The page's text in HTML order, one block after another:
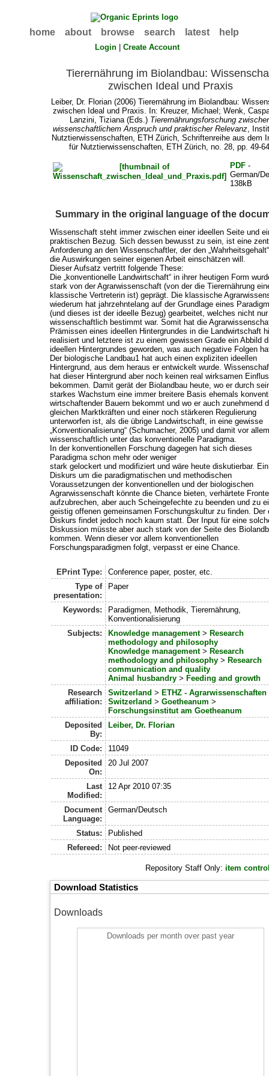
home about browse search latest help
Login |Create Account
Tierernährung im Biolandbau:
zwischen Ideal und Praxis
Leiber, Dr. Florian (2006) Tierernährung im Biolandbau:
zwischen Ideal und Praxis. In: Kreuzer, Michael ;Wenk,
Lanzini, Tiziana(Eds.) Tierernährungsforschung
wissenschaftlichem Anspruch und praktischer Relevanz,
Nutztierwissenschaften, ETH Zürich, Schriftenreihe aus dem
für Nutztierwissenschaften, ETH Zürich, no. 28, pp. 49-
PDF -
German/
138kB
Summary in the original language of the
Wissenschaft steht immer zwischen einer ideellen Seite und
praktischen Bezug. Sich dessen bewusst zu sein, ist eine
Anforderung an den Wissenschaftler, der den
die Auswirkungen seiner eigenen Arbeit einschätzen will.
Dieser Aufsatz vertritt folgende These:
Die „konventionelle Landwirtschaft“ in ihrer heutigen Form
stark von der Agrarwissenschaft (von der die Tierernährung
klassische Vertreterin ist) geprägt. Die klassische
wiederum hat jahrzehntelang auf der Grundlage eines
(und dieses ist der ideelle Bezug) gearbeitet, welches nicht nur
wissenschaftlich bestimmt war. Somit hat die
Prämissen eines ideellen Hintergrundes in die Landwirtschaft
realisiert und letztere ist zu einem gewissen Grade ein Abbild
ideellen Hintergrundes geworden, was auch negative Folgen
Der biologische Landbau1 hat auch einen expliziten ideellen
Hintergrund, aus dem heraus er entwickelt wurde.
hat dieser Hintergrund aber noch keinen real wirksamen
bekommen. Damit gerät der Biolandbau heute, wo er durch
starkes Wachstum eine immer breitere Basis ehemals
wirtschaftender Bauern bekommt und wo er auch zunehmend
gleichen Marktkräften und einer noch stärkeren Regulierung
unterworfen ist, als die übrige Landwirtschaft, in eine gewisse
„Konventionalisierung“ (Schumacher, 2005) und damit vor
wissenschaftlich unter das konventionelle Paradigma.
In der konventionellen Forschung dagegen hat sich dieses
Paradigma schon mehr oder weniger
stark gelockert und modifiziert und wäre heute diskutierbar. Ein
Diskurs um die paradigmatischen und methodischen
Voraussetzungen der konventionellen und der biologischen
Agrarwissenschaft könnte die Chance bieten, verhärtete
aufzubrechen, aber auch Scheingefechte zu beenden und zu
geistig offenen gemeinsamen Forschungskultur zu finden. Der
Diskurs findet jedoch noch kaum statt. Der Input für eine
Diskussion müsste aber auch stark von der Seite des
kommen. Wenn dieser vor allem konventionellen
Forschungsparadigmen folgt, verpasst er eine Chance.
EPrint Type:
Conference paper, poster, etc.
Type of
presentation:
Paper
Keywords:
Paradigmen, Methodik, Tierernährung,
Konventionalisierung
Subjects:
Knowledge management> Research
methodology and philosophy
Knowledge management> Research
methodology and philosophy> Research
communication and quality
Animal husbandry> Feeding and growth
Research
affiliation:
Switzerland > ETHZ - Agrarwissenschaften
Switzerland > Goetheanum >
Forschungsinstitut am Goetheanum
Deposited
By:
Leiber, Dr. Florian
ID Code:
11049
Deposited
On:
20 Jul 2007
Last
Modified:
12 Apr 2010 07:35
Document
Language:
German/Deutsch
Status:
Published
Refereed:
Not peer-reviewed
Repository Staff Only:item
Download Statistics
Downloads
Downloads per month over past year